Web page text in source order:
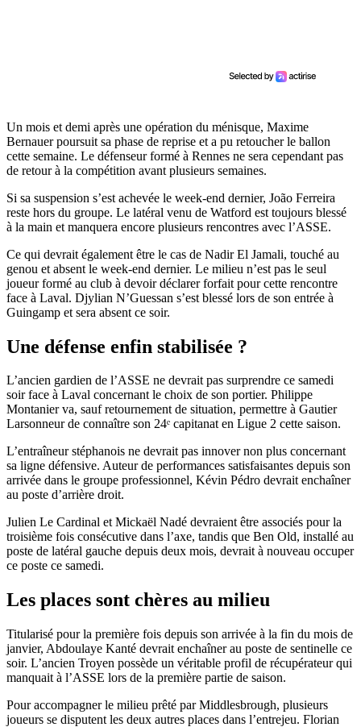
Un mois et demi après une opération du ménisque, Maxime
Bernauer poursuit sa phase de reprise et a pu retoucher le ballon
cette semaine. Le défenseur formé à Rennes ne sera cependant pas
de retour à la compétition avant plusieurs semaines.
Si sa suspension s’est achevée le week-end dernier, João Ferreira
reste hors du groupe. Le latéral venu de Watford est toujours blessé
à la main et manquera encore plusieurs rencontres avec l’ASSE.
Ce qui devrait également être le cas de Nadir El Jamali, touché au
genou et absent le week-end dernier. Le milieu n’est pas le seul
joueur formé au club à devoir déclarer forfait pour cette rencontre
face à Laval. Djylian N’Guessan s’est blessé lors de son entrée à
Guingamp et sera absent ce soir.
Une défense enfin stabilisée ?
L’ancien gardien de l’ASSE ne devrait pas surprendre ce samedi
soir face à Laval concernant le choix de son portier. Philippe
Montanier va, sauf retournement de situation, permettre à Gautier
Larsonneur de connaître son 24ᵉ capitanat en Ligue 2 cette saison.
L’entraîneur stéphanois ne devrait pas innover non plus concernant
sa ligne défensive. Auteur de performances satisfaisantes depuis son
arrivée dans le groupe professionnel, Kévin Pédro devrait enchaîner
au poste d’arrière droit.
Julien Le Cardinal et Mickaël Nadé devraient être associés pour la
troisième fois consécutive dans l’axe, tandis que Ben Old, installé au
poste de latéral gauche depuis deux mois, devrait à nouveau occuper
ce poste ce samedi.
Les places sont chères au milieu
Titularisé pour la première fois depuis son arrivée à la fin du mois de
janvier, Abdoulaye Kanté devrait enchaîner au poste de sentinelle ce
soir. L’ancien Troyen possède un véritable profil de récupérateur qui
manquait à l’ASSE lors de la première partie de saison.
Pour accompagner le milieu prêté par Middlesbrough, plusieurs
joueurs se disputent les deux autres places dans l’entrejeu. Florian